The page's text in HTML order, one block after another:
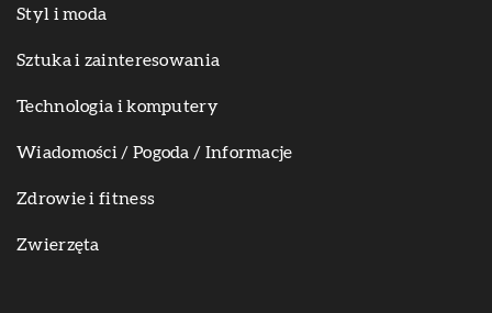
Styl i moda
Sztuka i zainteresowania
Technologia i komputery
Wiadomości / Pogoda / Informacje
Zdrowie i fitness
Zwierzęta